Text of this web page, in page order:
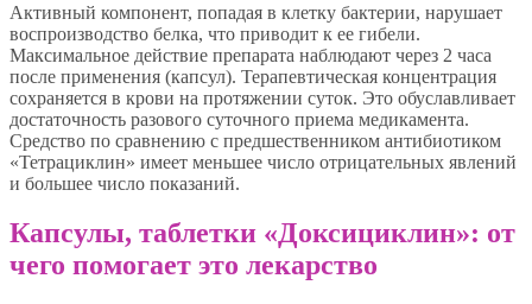
Активный компонент, попадая в клетку бактерии, нарушает
воспроизводство белка, что приводит к ее гибели.
Максимальное действие препарата наблюдают через 2 часа
после применения (капсул). Терапевтическая концентрация
сохраняется в крови на протяжении суток. Это обуславливает
достаточность разового суточного приема медикамента.
Средство по сравнению с предшественником антибиотиком
«Тетрациклин» имеет меньшее число отрицательных явлений
и большее число показаний.
Капсулы, таблетки «Доксициклин»: от
чего помогает это лекарство